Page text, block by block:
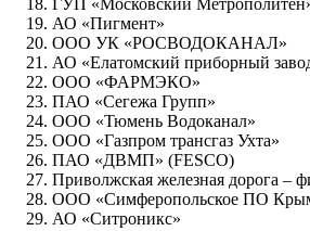
ГУП «Московский
АО «Пигмент»
ООО УК «РОСВОДОКАНАЛ»
АО «Елатомский приборный
ООО «ФАРМЭКО»
ПАО «Сегежа Групп»
ООО «Тюмень Водоканал»
ООО «Газпром трансгаз Ухта»
ПАО «ДВМП» (FESCO)
Приволжская железная дорога
ООО «Симферопольское ПО
АО «Ситроникс»